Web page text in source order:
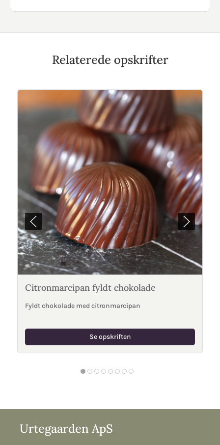
Relaterede opskrifter
Citronmarcipan fyldt chokolade
Fyldt chokolade med citronmarcipan
Se opskriften
Urtegaarden ApS